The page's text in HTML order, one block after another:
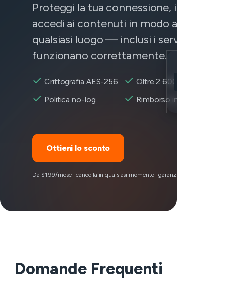
Proteggi la tua connessione, i tuoi dati
accedi ai contenuti in modo affidabile
qualsiasi luogo — inclusi i servizi che
funzionano correttamente.
Crittografia AES-256
Oltre 2 600+ server
Politica no-log
Rimborso in 30 giorni
Ottieni lo sconto
Da $1,99/mese · cancella in qualsiasi momento · garanzia di rimborso 30
Domande Frequenti